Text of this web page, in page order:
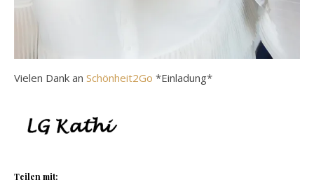
Vielen Dank an Schönheit2Go *Einladung*
Teilen mit: